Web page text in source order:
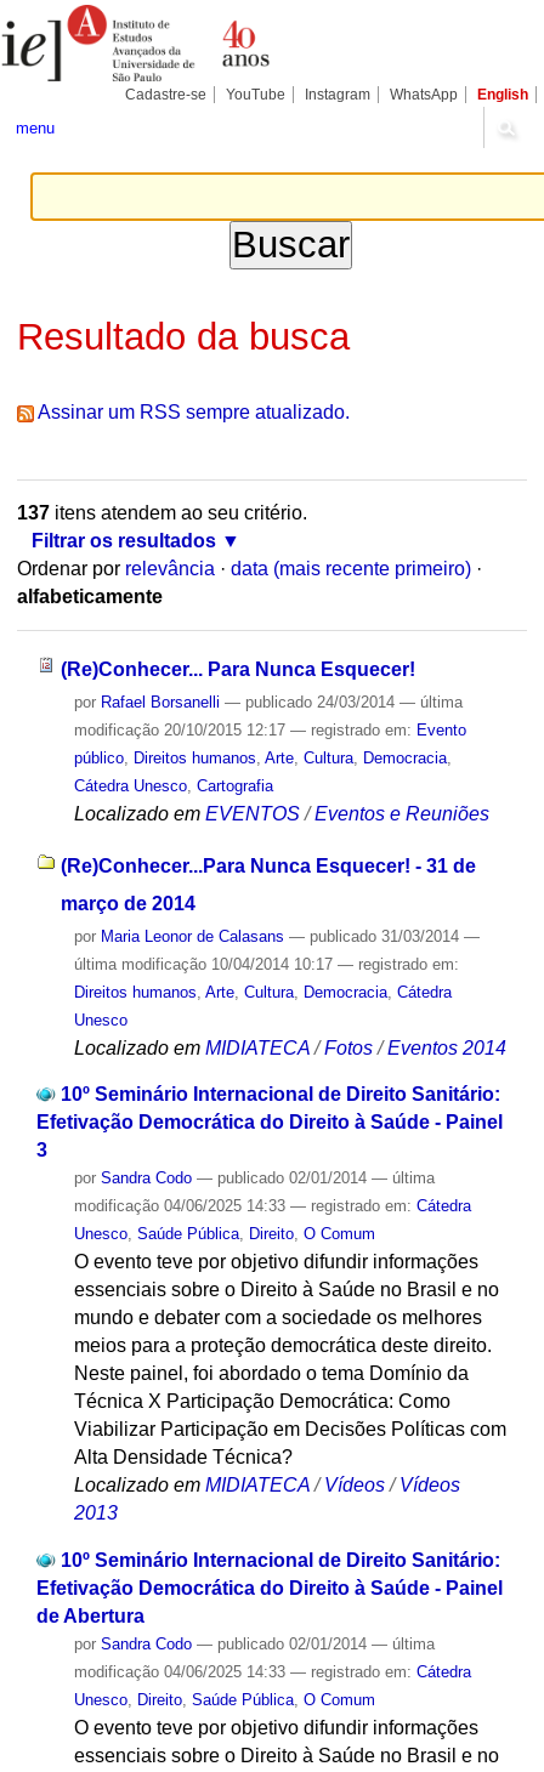
para
conteúdo.
Pessoais
Cadastre-se YouTube Instagram WhatsApp English
menu
Resultado da busca
Assinar um RSS sempre atualizado.
137itens atendem ao seu critério.
Filtrar os resultados
Ordenar por relevância · data (mais recente primeiro) ·
alfabeticamente
(Re)Conhecer... Para Nunca Esquecer!
por Rafael Borsanelli — publicado24/03/2014 — última
modificação20/10/2015 12:17 — registrado em: Evento
público, Direitos humanos Arte, Cultura, Democracia,
Cátedra Unesco, Cartografia
Localizado em EVENTOS /Eventos e Reuniões
(Re)Conhecer...Para Nunca Esquecer! - 31 de
março de 2014
por Maria Leonor de Calasans — publicado31/03/2014 —
última modificação10/04/2014 10:17 — registrado em:
Direitos humanos Arte, Cultura, Democracia, Cátedra
Unesco
Localizado em MIDIATECA /Fotos /Eventos 2014
10º Seminário Internacional de Direito Sanitário:
Efetivação Democrática do Direito à Saúde - Painel
3
por Sandra Codo — publicado02/01/2014 — última
modificação04/06/2025 14:33 — registrado em: Cátedra
Unesco, Saúde Pública, Direito, O Comum
O evento teve por objetivo difundir informações
essenciais sobre o Direito à Saúde no Brasil e no
mundo e debater com a sociedade os melhores
meios para a proteção democrática deste direito.
Neste painel, foi abordado o tema Domínio da
Técnica X Participação Democrática: Como
Viabilizar Participação em Decisões Políticas com
Alta Densidade Técnica?
Localizado em MIDIATECA /Vídeos /Vídeos
2013
10º Seminário Internacional de Direito Sanitário:
Efetivação Democrática do Direito à Saúde - Painel
de Abertura
por Sandra Codo — publicado02/01/2014 — última
modificação04/06/2025 14:33 — registrado em: Cátedra
Unesco, Direito, Saúde Pública, O Comum
O evento teve por objetivo difundir informações
essenciais sobre o Direito à Saúde no Brasil e no